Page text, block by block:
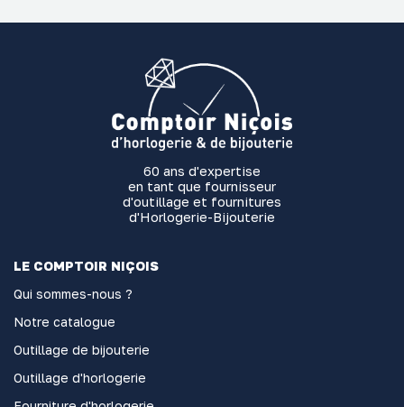
60 ans d'expertise
en tant que fournisseur
d'outillage et fournitures
d'Horlogerie-Bijouterie
LE COMPTOIR NIÇOIS
Qui sommes-nous ?
Notre catalogue
Outillage de bijouterie
Outillage d'horlogerie